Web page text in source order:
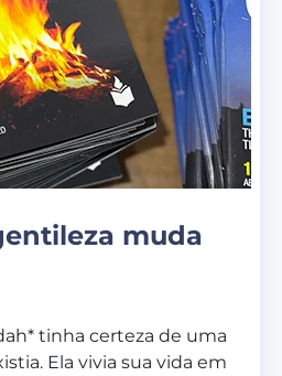
muda
tinha certeza de uma
Ela vivia sua vida em